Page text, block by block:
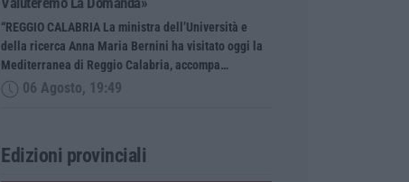
“REGGIO CALABRIA La ministra dell’Università e
della ricerca Anna Maria Bernini ha visitato oggi la
Mediterranea di Reggio Calabria, accompa…
06 Agosto, 19:49
Edizioni provinciali